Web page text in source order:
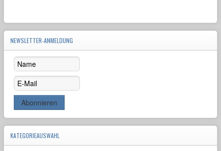
NEWSLETTER-ANMELDUNG
KATEGORIEAUSWAHL